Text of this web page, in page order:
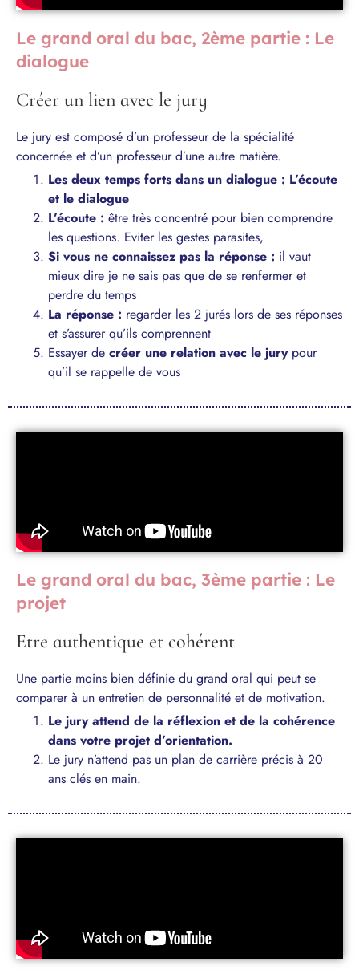
Le grand oral du bac, 2ème partie : Le
dialogue
Créer un lien avec le jury
Le jury est composé d’un professeur de la spécialité
concernée et d’un professeur d’une autre matière.
Les deux temps forts dans un dialogue : L’écoute
et le dialogue
L’écoute : être très concentré pour bien comprendre
les questions. Eviter les gestes parasites,
Si vous ne connaissez pas la réponse : il vaut
mieux dire je ne sais pas que de se renfermer et
perdre du temps
La réponse : regarder les 2 jurés lors de ses réponses
et s’assurer qu’ils comprennent
Essayer de créer une relation avec le jurypour
qu’il se rappelle de vous
Le grand oral du bac, 3ème partie : Le
projet
Etre authentique et cohérent
Une partie moins bien définie du grand oral qui peut se
comparer à un entretien de personnalité et de motivation.
Le jury attend de la réflexion et de la cohérence
dans votre projet d’orientation.
Le jury n’attend pas un plan de carrière précis à 20
ans clés en main.